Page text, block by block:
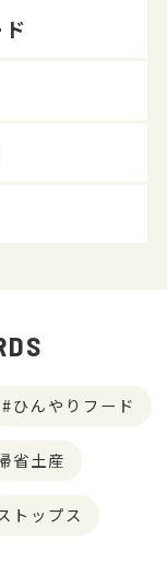
ひんやりフード
省土産
トップス